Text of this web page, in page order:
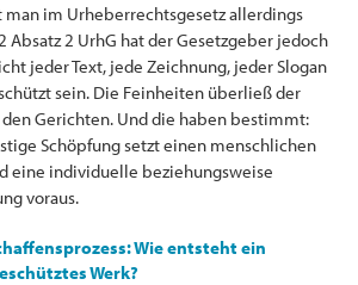
man im Urheberrechtsgesetz allerdings
Absatz 2 UrhG hat der Gesetzgeber jedoch
jeder Text, jede Zeichnung, jeder Slogan
sein. Die Feinheiten überließ der
Gerichten. Und die haben bestimmt:
Schöpfung setzt einen menschlichen
eine individuelle beziehungsweise
voraus.
Wie entsteht ein
Werk?